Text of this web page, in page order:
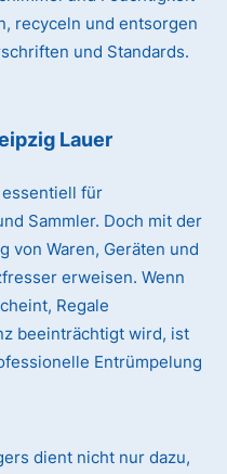
recyceln und entsorgen
und Standards.
Lauer
essentiell für
Sammler. Doch mit der
von Waren, Geräten und
erweisen. Wenn
Regale
beeinträchtigt wird, ist
Entrümpelung
dient nicht nur dazu,